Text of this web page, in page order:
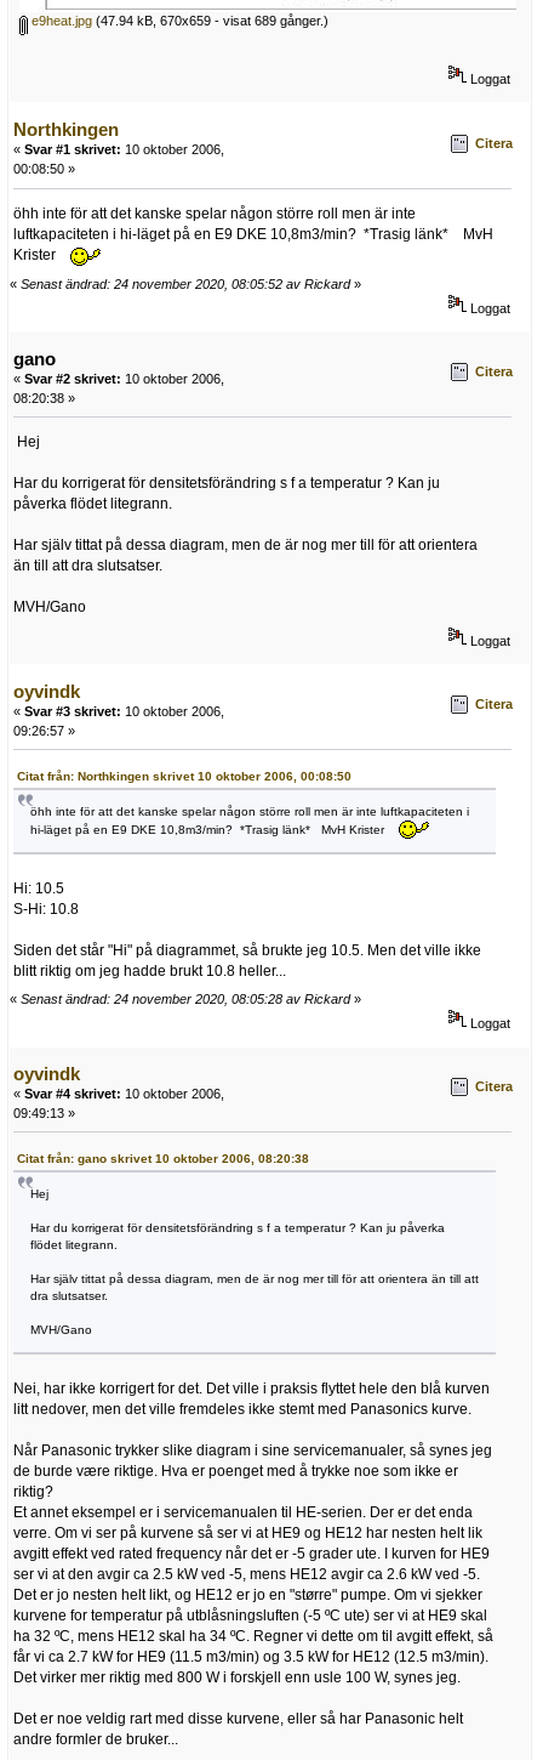
e9heat.jpg (47.94 kB, 670x659 - visat 689 gånger.)
Loggat
Northkingen
« Svar #1 skrivet: 10 oktober 2006,
00:08:50 »
Citera
öhh inte för att det kanske spelar någon större roll men är inte
luftkapaciteten i hi-läget på en E9 DKE 10,8m3/min? *Trasig länk* MvH
Krister
« Senast ändrad: 24 november 2020, 08:05:52 av Rickard»
Loggat
gano
« Svar #2 skrivet: 10 oktober 2006,
08:20:38 »
Citera
Hej
Har du korrigerat för densitetsförändring s f a temperatur ? Kan ju
påverka flödet litegrann.
Har själv tittat på dessa diagram, men de är nog mer till för att orientera
än till att dra slutsatser.
MVH/Gano
Loggat
oyvindk
« Svar #3 skrivet: 10 oktober 2006,
09:26:57 »
Citera
Citat från: Northkingen skrivet 10 oktober 2006, 00:08:50
öhh inte för att det kanske spelar någon större roll men är inte luftkapaciteten i
hi-läget på en E9 DKE 10,8m3/min? *Trasig länk* MvH Krister
Hi: 10.5
S-Hi: 10.8
Siden det står "Hi" på diagrammet, så brukte jeg 10.5. Men det ville ikke
blitt riktig om jeg hadde brukt 10.8 heller...
« Senast ändrad: 24 november 2020, 08:05:28 av Rickard»
Loggat
oyvindk
« Svar #4 skrivet: 10 oktober 2006,
09:49:13 »
Citera
Citat från: gano skrivet 10 oktober 2006, 08:20:38
Hej
Har du korrigerat för densitetsförändring s f a temperatur ? Kan ju påverka
flödet litegrann.
Har själv tittat på dessa diagram, men de är nog mer till för att orientera än till att
dra slutsatser.
MVH/Gano
Nei, har ikke korrigert for det. Det ville i praksis flyttet hele den blå kurven
litt nedover, men det ville fremdeles ikke stemt med Panasonics kurve.
Når Panasonic trykker slike diagram i sine servicemanualer, så synes jeg
de burde være riktige. Hva er poenget med å trykke noe som ikke er
riktig?
Et annet eksempel er i servicemanualen til HE-serien. Der er det enda
verre. Om vi ser på kurvene så ser vi at HE9 og HE12 har nesten helt lik
avgitt effekt ved rated frequency når det er -5 grader ute. I kurven for HE9
ser vi at den avgir ca 2.5 kW ved -5, mens HE12 avgir ca 2.6 kW ved -5.
Det er jo nesten helt likt, og HE12 er jo en "større" pumpe. Om vi sjekker
kurvene for temperatur på utblåsningsluften (-5 ºC ute) ser vi at HE9 skal
ha 32 ºC, mens HE12 skal ha 34 ºC. Regner vi dette om til avgitt effekt, så
får vi ca 2.7 kW for HE9 (11.5 m3/min) og 3.5 kW for HE12 (12.5 m3/min).
Det virker mer riktig med 800 W i forskjell enn usle 100 W, synes jeg.
Det er noe veldig rart med disse kurvene, eller så har Panasonic helt
andre formler de bruker...